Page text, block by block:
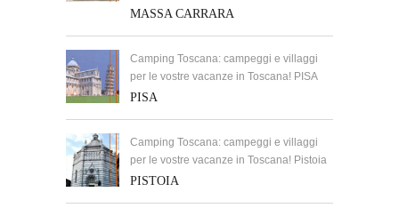
MASSA CARRARA
Camping Toscana: campeggi e villaggi
per le vostre vacanze in Toscana! PISA
PISA
Camping Toscana: campeggi e villaggi
per le vostre vacanze in Toscana! Pistoia
PISTOIA